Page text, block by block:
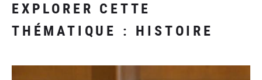
EXPLORER CETTE
THÉMATIQUE : HISTOIRE